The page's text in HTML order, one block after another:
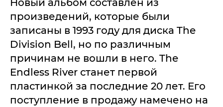
Новый альбом составлен из
произведений, которые были
записаны в 1993 году для диска The
Division Bell, но по различным
причинам не вошли в него. The
Endless River станет первой
пластинкой за последние 20 лет. Его
поступление в продажу намечено на